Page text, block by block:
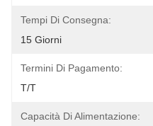
Tempi Di Consegna:
15 Giorni
Termini Di Pagamento:
T/T
Capacità Di Alimentazione: